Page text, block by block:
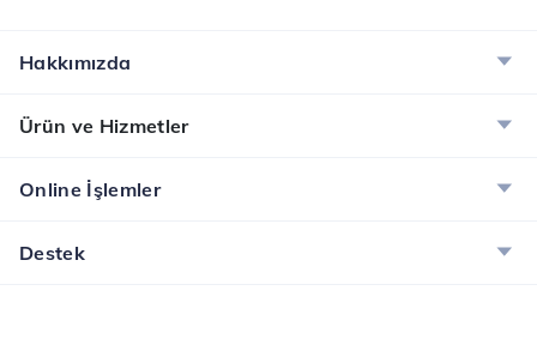
Hakkımızda
Ürün ve Hizmetler
Online İşlemler
Destek